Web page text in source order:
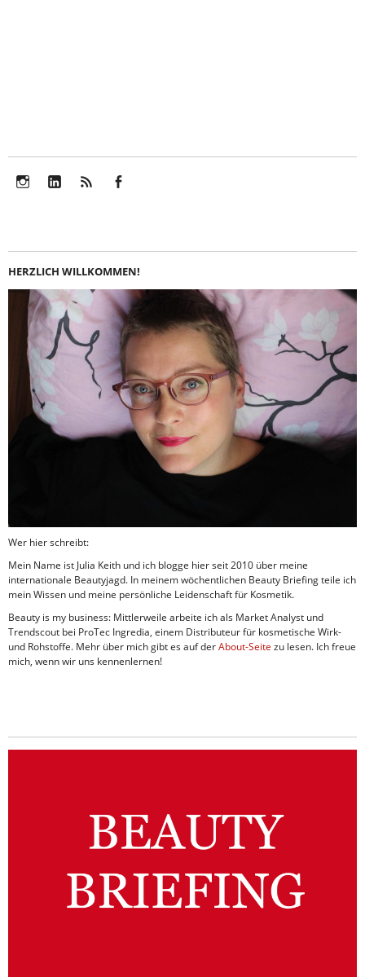
HERZLICH WILLKOMMEN!
Wer hier schreibt:
Mein Name ist Julia Keith und ich blogge hier seit 2010 über meine
internationale Beautyjagd. In meinem wöchentlichen Beauty Briefing teile ich
mein Wissen und meine persönliche Leidenschaft für Kosmetik.
Beauty is my business: Mittlerweile arbeite ich als Market Analyst und
Trendscout bei ProTec Ingredia, einem Distributeur für kosmetische Wirk-
und Rohstoffe. Mehr über mich gibt es auf derAbout-Seite zu lesen. Ich freue
mich, wenn wir uns kennenlernen!